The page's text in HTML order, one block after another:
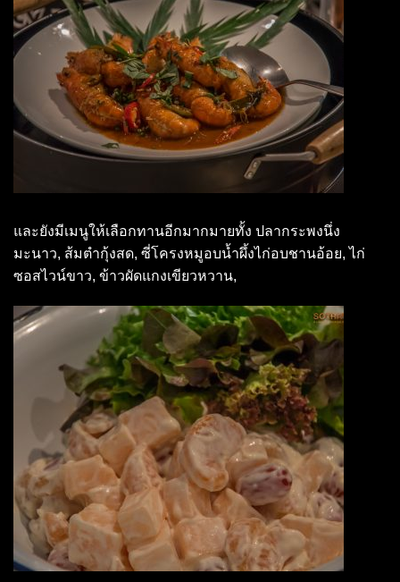
และยังมีเมนูให้เลือกทานอีกมากมายทั้ง ปลากระพงนึ่ง
มะนาว, ส้มตำกุ้งสด, ซี่โครงหมูอบน้ำผึ้งไก่อบชานอ้อย, ไก่
ซอสไวน์ขาว, ข้าวผัดแกงเขียวหวาน,